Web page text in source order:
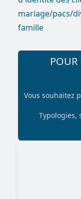
mariage/pacs/
famille
POUR
Vous souhaitez
Typologies,